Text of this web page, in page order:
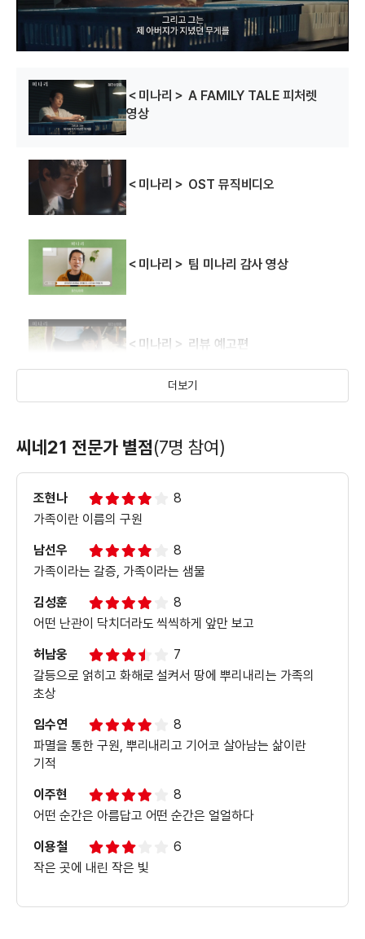
.
＜미나리＞ A FAMILY TALE 피처렛
영상
＜미나리＞ OST 뮤직비디오
＜미나리＞ 팀 미나리 감사 영상
＜미나리＞ 리뷰 예고편
더보기
씨네21 전문가 별점(7명 참여)
조현나
8
가족이란 이름의 구원
남선우
8
가족이라는 갈증, 가족이라는 샘물
김성훈
8
어떤 난관이 닥치더라도 씩씩하게 앞만 보고
허남웅
7
갈등으로 얽히고 화해로 설켜서 땅에 뿌리내리는 가족의
초상
임수연
8
파멸을 통한 구원, 뿌리내리고 기어코 살아남는 삶이란
기적
이주현
8
어떤 순간은 아름답고 어떤 순간은 얼얼하다
이용철
6
작은 곳에 내린 작은 빛